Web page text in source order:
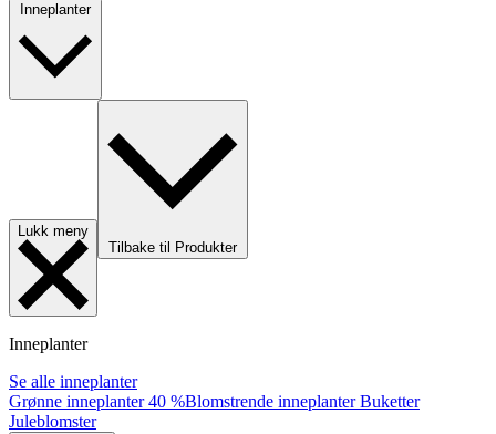
Inneplanter
Lukk meny
Tilbake til Produkter
Inneplanter
Se alle inneplanter
Grønne inneplanter40 %Blomstrende inneplanterBuketter
Juleblomster